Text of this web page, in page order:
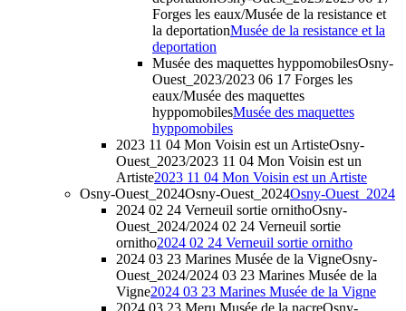
Forges les eaux/Musée de la resistance et
la deportationMusée de la resistance et la
deportation
Musée des maquettes hyppomobilesOsny-
Ouest_2023/2023 06 17 Forges les
eaux/Musée des maquettes
hyppomobilesMusée des maquettes
hyppomobiles
2023 11 04 Mon Voisin est un ArtisteOsny-
Ouest_2023/2023 11 04 Mon Voisin est un
Artiste2023 11 04 Mon Voisin est un Artiste
Osny-Ouest_2024Osny-Ouest_2024Osny-Ouest_2024
2024 02 24 Verneuil sortie ornithoOsny-
Ouest_2024/2024 02 24 Verneuil sortie
ornitho2024 02 24 Verneuil sortie ornitho
2024 03 23 Marines Musée de la VigneOsny-
Ouest_2024/2024 03 23 Marines Musée de la
Vigne2024 03 23 Marines Musée de la Vigne
2024 03 23 Meru Musée de la nacreOsny-